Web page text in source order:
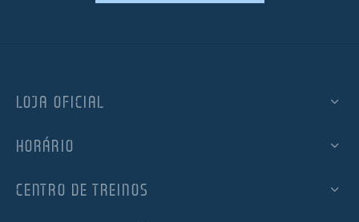
LOJA OFICIAL
HORÁRIO
CENTRO DE TREINOS